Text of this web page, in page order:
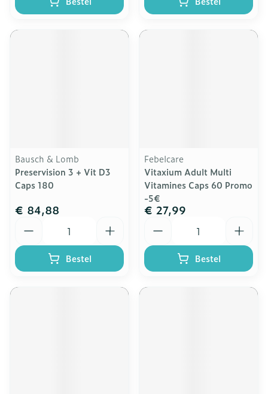
Bausch & Lomb
Preservision 3 + Vit D3
Caps 180
€ 84,88
Bestel
Febelcare
Vitaxium Adult Multi
Vitamines Caps 60 Promo
-5€
€ 27,99
Bestel